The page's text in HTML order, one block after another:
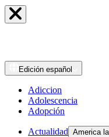
Edición español
Adiccion
Adolescencia
Adopción
Actualidad America